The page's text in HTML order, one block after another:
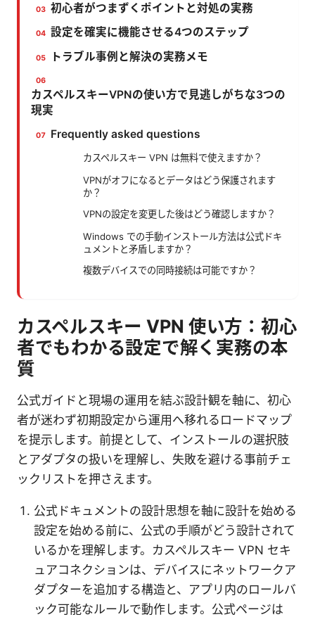
初心者がつまずくポイントと対処の実務
設定を確実に機能させる4つのステップ
トラブル事例と解決の実務メモ
カスペルスキーVPNの使い方で見逃しがちな3つの
現実
Frequently asked questions
カスペルスキー VPN は無料で使えますか？
VPNがオフになるとデータはどう保護されます
か？
VPNの設定を変更した後はどう確認しますか？
Windows での手動インストール方法は公式ドキ
ュメントと矛盾しますか？
複数デバイスでの同時接続は可能ですか？
カスペルスキー VPN 使い方：初心
者でもわかる設定で解く実務の本
質
公式ガイドと現場の運用を結ぶ設計観を軸に、初心
者が迷わず初期設定から運用へ移れるロードマップ
を提示します。前提として、インストールの選択肢
とアダプタの扱いを理解し、失敗を避ける事前チェ
ックリストを押さえます。
公式ドキュメントの設計思想を軸に設計を始める
設定を始める前に、公式の手順がどう設計されて
いるかを理解します。カスペルスキー VPN セキ
ュアコネクションは、デバイスにネットワークア
ダプターを追加する構造と、アプリ内のロールバ
ック可能なルールで動作します。公式ページは